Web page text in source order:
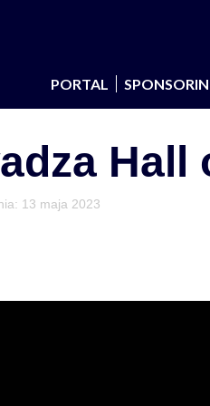
PORTAL
Hall
13 maja 2023